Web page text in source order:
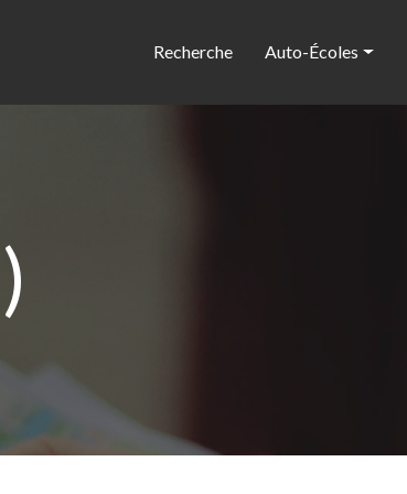
Recherche Auto-Écoles